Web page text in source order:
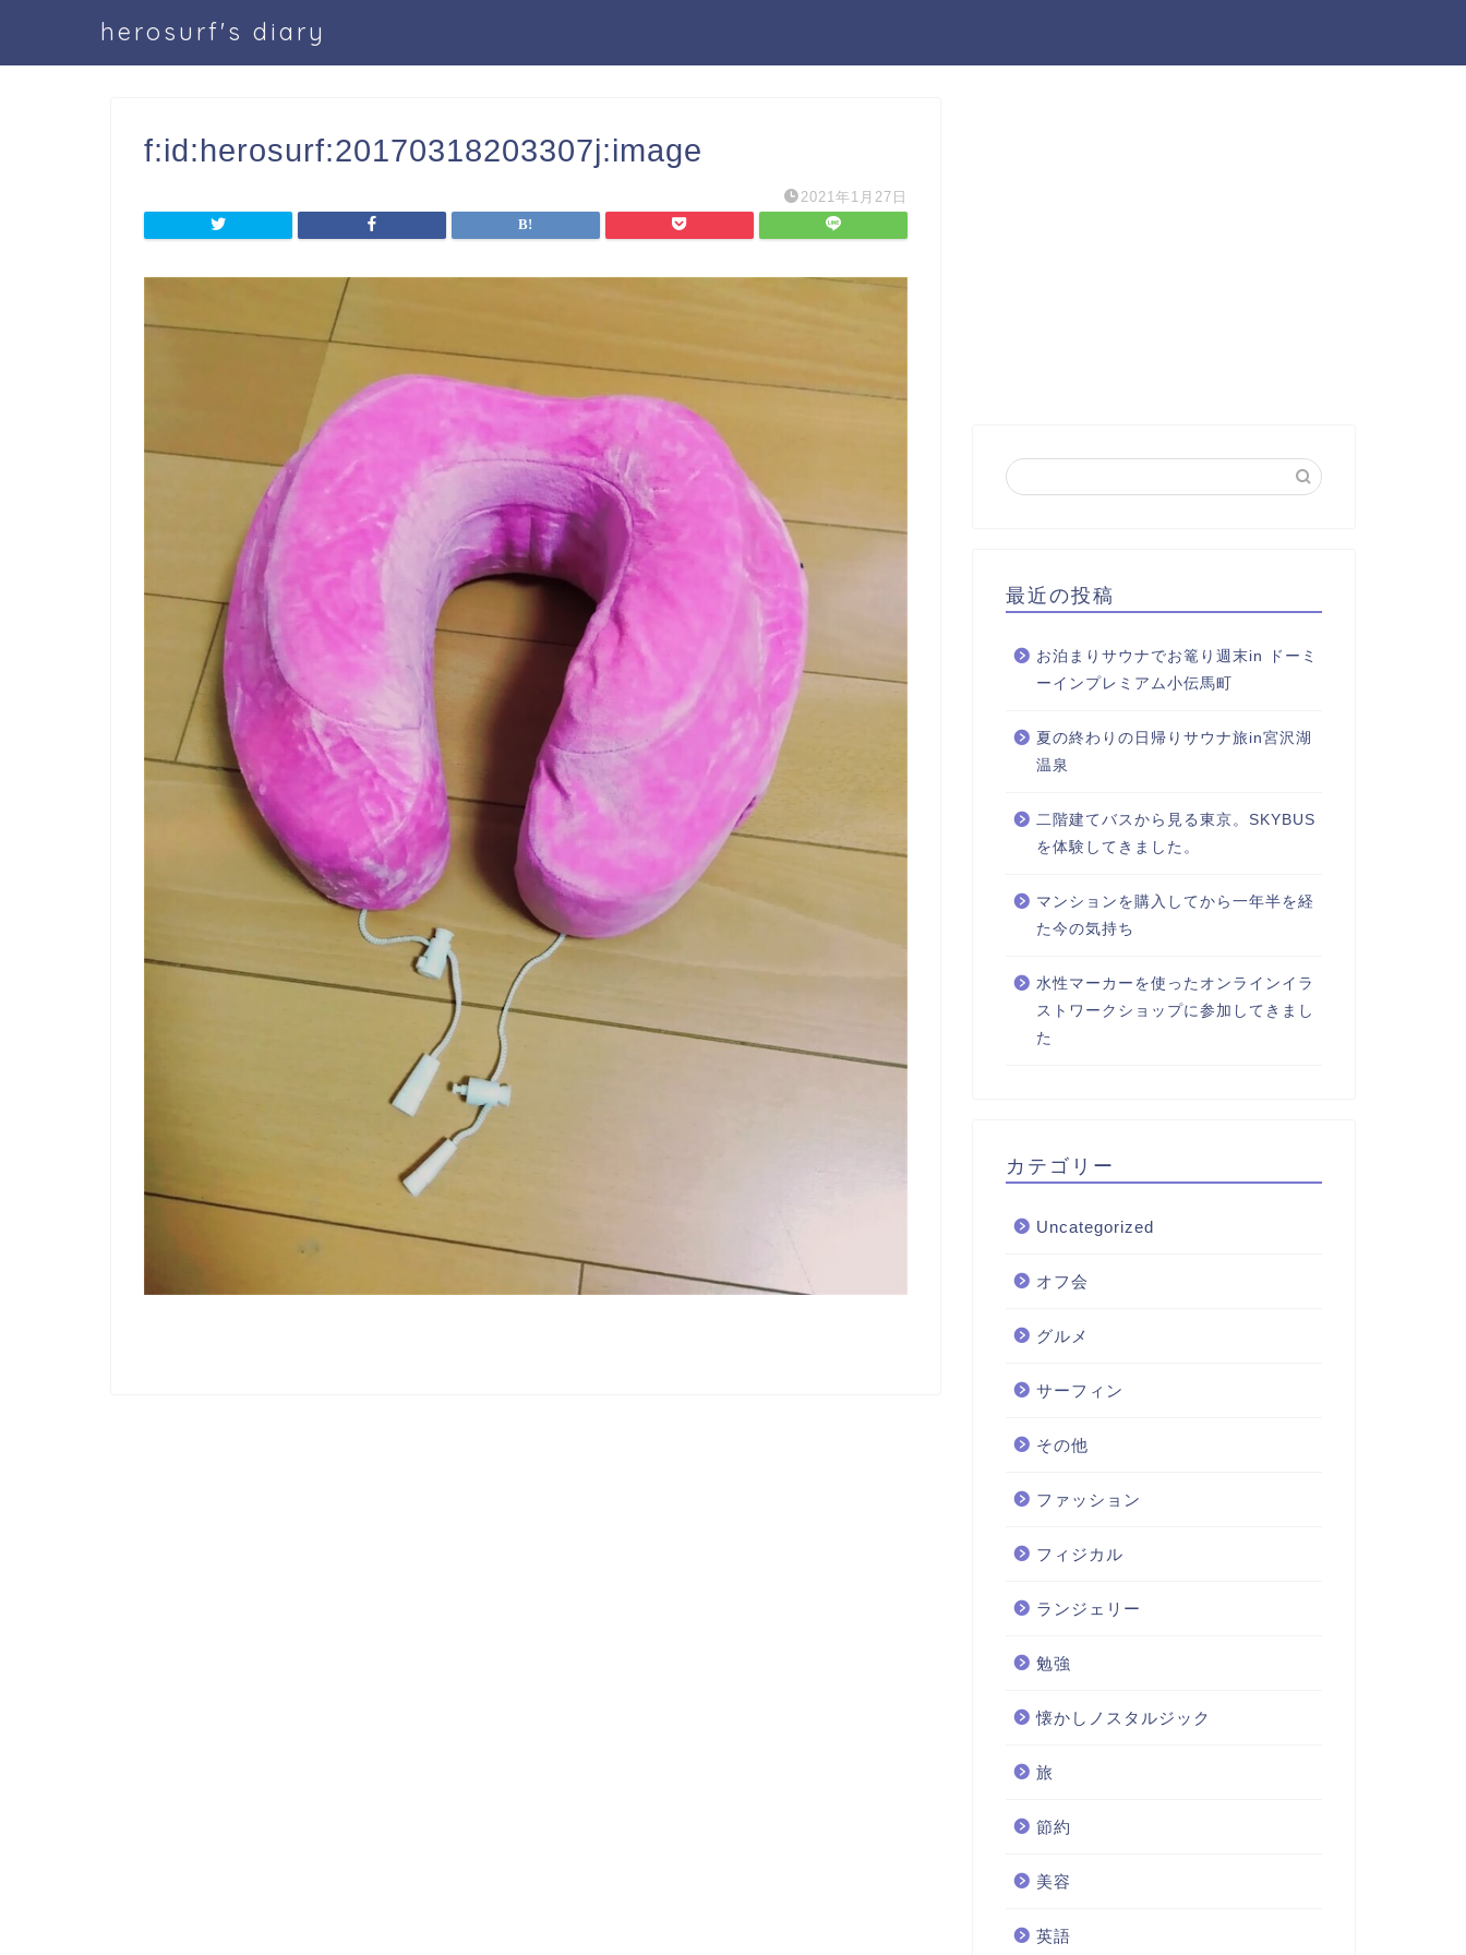
herosurf's diary
f:id:herosurf:20170318203307j:image
2021年1月27日
最近の投稿
お泊まりサウナでお篭り週末in ドーミ
ーインプレミアム小伝馬町
夏の終わりの日帰りサウナ旅in宮沢湖
温泉
二階建てバスから見る東京。SKYBUS
を体験してきました。
マンションを購入してから一年半を経
た今の気持ち
水性マーカーを使ったオンラインイラ
ストワークショップに参加してきまし
た
カテゴリー
Uncategorized
オフ会
グルメ
サーフィン
その他
ファッション
フィジカル
ランジェリー
勉強
懐かしノスタルジック
旅
節約
美容
英語